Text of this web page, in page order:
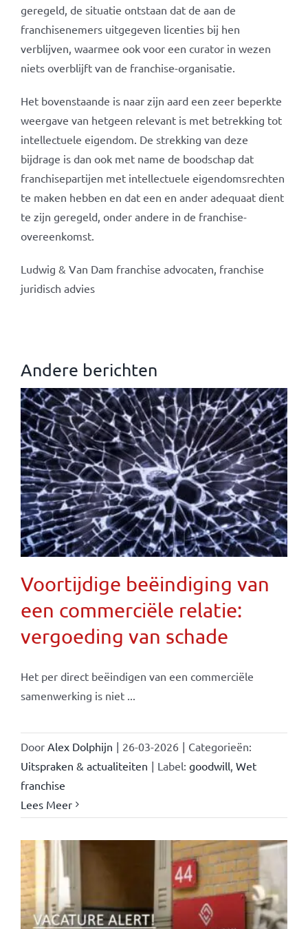
geregeld, de situatie ontstaan dat de aan de
franchisenemers uitgegeven licenties bij hen
verblijven, waarmee ook voor een curator in wezen
niets overblijft van de franchise-organisatie.
Het bovenstaande is naar zijn aard een zeer beperkte
weergave van hetgeen relevant is met betrekking tot
intellectuele eigendom. De strekking van deze
bijdrage is dan ook met name de boodschap dat
franchisepartijen met intellectuele eigendomsrechten
te maken hebben en dat een en ander adequaat dient
te zijn geregeld, onder andere in de franchise-
overeenkomst.
Ludwig & Van Dam franchise advocaten, franchise
juridisch advies
Andere berichten
Voortijdige beëindiging van
een commerciële relatie:
vergoeding van schade
Het per direct beëindigen van een commerciële
samenwerking is niet ...
Door Alex Dolphijn | 26-03-2026 | Categorieën:
Uitspraken & actualiteiten | Label: goodwill Wet
franchise
Lees Meer